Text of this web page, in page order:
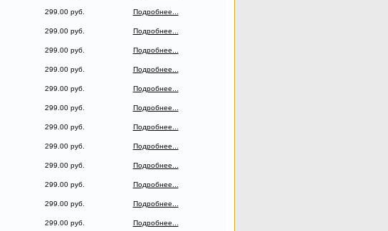
299.00 руб.
Подробнее...
299.00 руб.
Подробнее...
299.00 руб.
Подробнее...
299.00 руб.
Подробнее...
299.00 руб.
Подробнее...
299.00 руб.
Подробнее...
299.00 руб.
Подробнее...
299.00 руб.
Подробнее...
299.00 руб.
Подробнее...
299.00 руб.
Подробнее...
299.00 руб.
Подробнее...
299.00 руб.
Подробнее...